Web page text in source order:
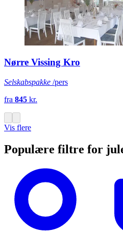
Nørre Vissing Kro
Selskabspakke /pers
fra 845 kr.
Vis flere
Populære filtre for